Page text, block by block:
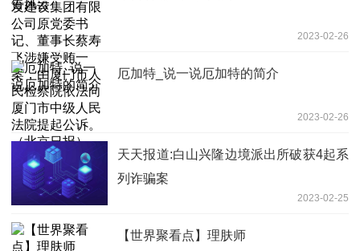
2023-02-26
厄加特_说一说厄加特的简介
2023-02-26
天天报道:白山兴隆边境派出所破获4起系
列诈骗案
2023-02-25
【世界聚看点】理肤师